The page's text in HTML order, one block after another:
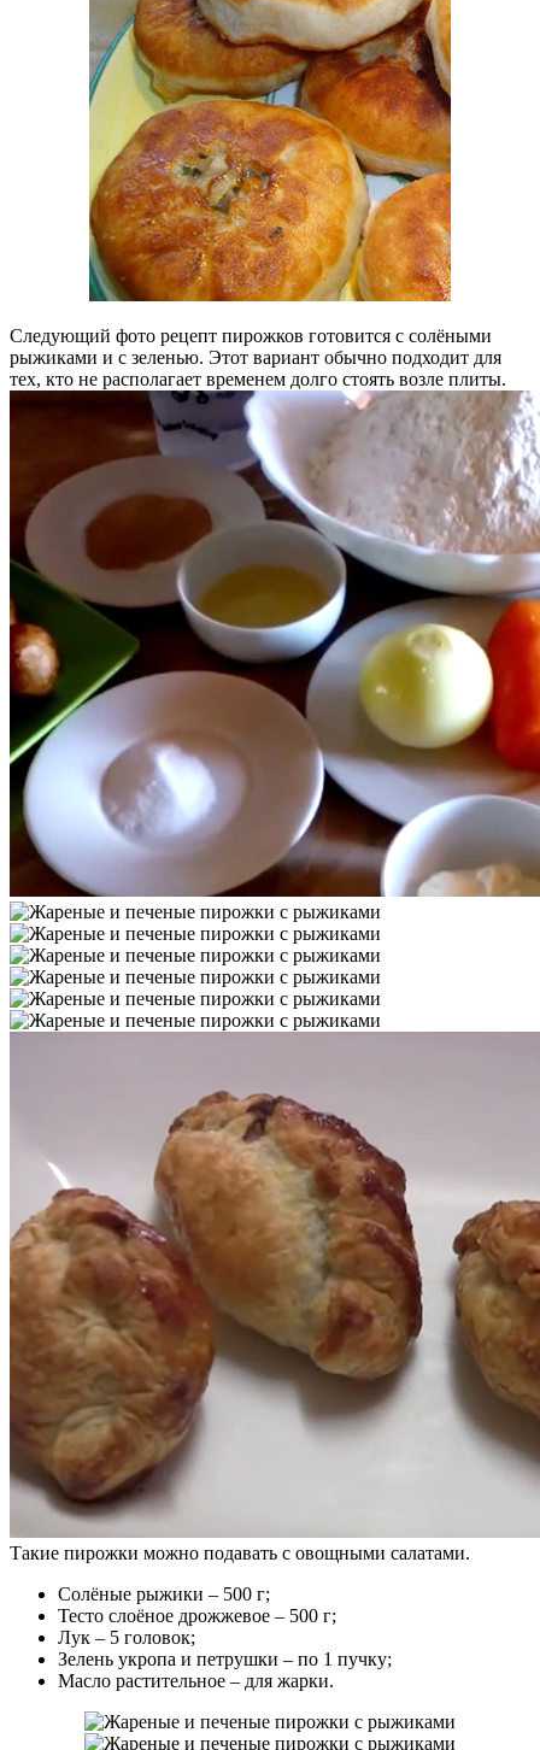
Следующий фото рецепт пирожков готовится с солёными
рыжиками и с зеленью. Этот вариант обычно подходит для
тех, кто не располагает временем долго стоять возле плиты.
Такие пирожки можно подавать с овощными салатами.
Солёные рыжики – 500 г;
Тесто слоёное дрожжевое – 500 г;
Лук – 5 головок;
Зелень укропа и петрушки – по 1 пучку;
Масло растительное – для жарки.